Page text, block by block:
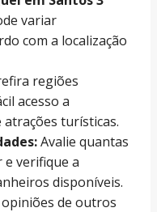
variar
com a localização
regiões
acesso a
turísticas.
Avalie quantas
e verifique a
disponíveis.
de outros